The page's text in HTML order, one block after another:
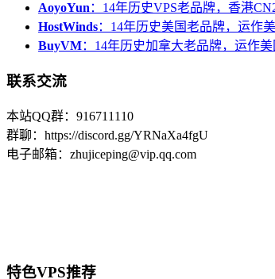
AoyoYun：14年历史VPS老品牌，香港
HostWinds：14年历史美国老品牌，运作
BuyVM：14年历史加拿大老品牌，运作
联系交流
本站QQ群：916711110
群聊：https://discord.gg/YRNaXa4fgU
电子邮箱：zhujiceping@vip.qq.com
特色VPS推荐